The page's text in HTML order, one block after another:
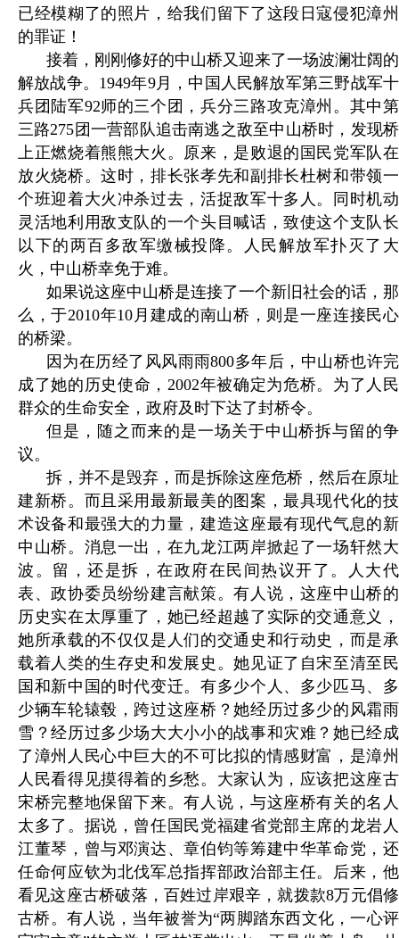
已经模糊了的照片，给我们留下了这段日寇侵犯漳州
的罪证！
接着，刚刚修好的中山桥又迎来了一场波澜壮阔的
解放战争。1949年9月，中国人民解放军第三野战军十
兵团陆军92师的三个团，兵分三路攻克漳州。其中第
三路275团一营部队追击南逃之敌至中山桥时，发现桥
上正燃烧着熊熊大火。原来，是败退的国民党军队在
放火烧桥。这时，排长张孝先和副排长杜树和带领一
个班迎着大火冲杀过去，活捉敌军十多人。同时机动
灵活地利用敌支队的一个头目喊话，致使这个支队长
以下的两百多敌军缴械投降。人民解放军扑灭了大
火，中山桥幸免于难。
如果说这座中山桥是连接了一个新旧社会的话，那
么，于2010年10月建成的南山桥，则是一座连接民心
的桥梁。
因为在历经了风风雨雨800多年后，中山桥也许完
成了她的历史使命，2002年被确定为危桥。为了人民
群众的生命安全，政府及时下达了封桥令。
但是，随之而来的是一场关于中山桥拆与留的争
议。
拆，并不是毁弃，而是拆除这座危桥，然后在原址
建新桥。而且采用最新最美的图案，最具现代化的技
术设备和最强大的力量，建造这座最有现代气息的新
中山桥。消息一出，在九龙江两岸掀起了一场轩然大
波。留，还是拆，在政府在民间热议开了。人大代
表、政协委员纷纷建言献策。有人说，这座中山桥的
历史实在太厚重了，她已经超越了实际的交通意义，
她所承载的不仅仅是人们的交通史和行动史，而是承
载着人类的生存史和发展史。她见证了自宋至清至民
国和新中国的时代变迁。有多少个人、多少匹马、多
少辆车轮辕毂，跨过这座桥？她经历过多少的风霜雨
雪？经历过多少场大大小小的战事和灾难？她已经成
了漳州人民心中巨大的不可比拟的情感财富，是漳州
人民看得见摸得着的乡愁。大家认为，应该把这座古
宋桥完整地保留下来。有人说，与这座桥有关的名人
太多了。据说，曾任国民党福建省党部主席的龙岩人
江董琴，曾与邓演达、章伯钧等筹建中华革命党，还
任命何应钦为北伐军总指挥部政治部主任。后来，他
看见这座古桥破落，百姓过岸艰辛，就拨款8万元倡修
古桥。有人说，当年被誉为“两脚踏东西文化，一心评